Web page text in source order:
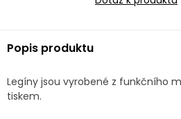
Popis produktu
Legíny jsou vyrobené z funkčního
tiskem.